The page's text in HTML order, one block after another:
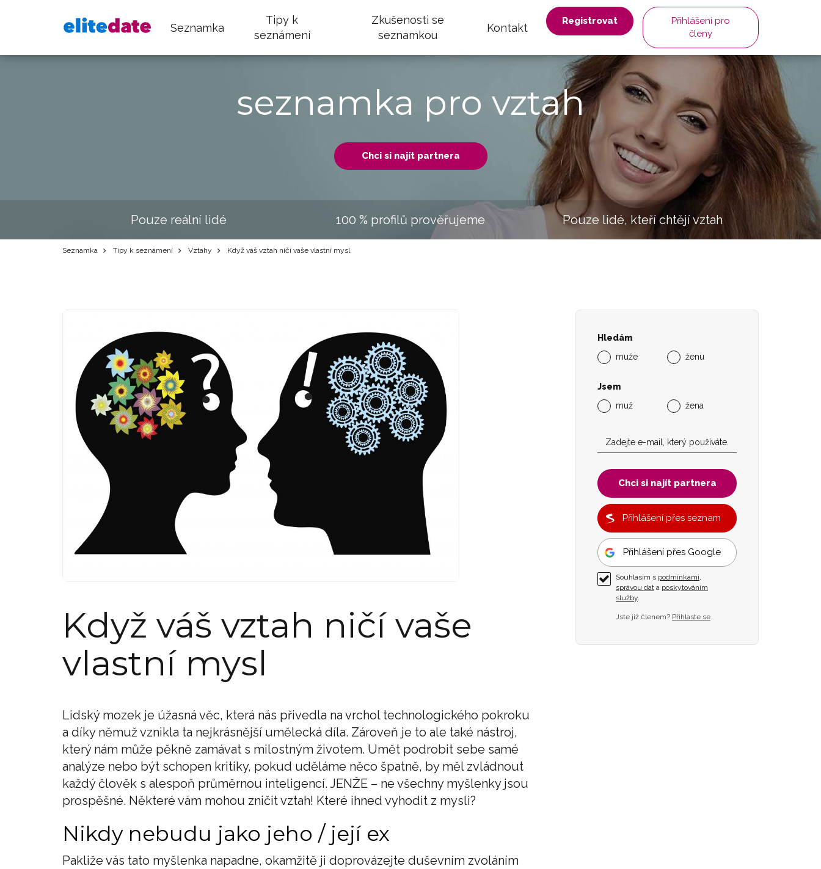
Seznamka
Tipy k
seznámení
Zkušenosti se
seznamkou
Kontakt
Registrovat
Přihlášení pro
členy
seznamka pro vztah
Chci si najít partnera
Pouze reální lidé 100 % profilů prověřujeme Pouze lidé, kteří chtějí vztah
Seznamka Tipy k seznámení Vztahy Když váš vztah ničí vaše vlastní mysl
Když váš vztah ničí vaše
vlastní mysl
Lidský mozek je úžasná věc, která nás přivedla na vrchol technologického pokroku
a díky němuž vznikla ta nejkrásnější umělecká díla. Zároveň je to ale také nástroj,
který nám může pěkně zamávat s milostným životem. Umět podrobit sebe samé
analýze nebo být schopen kritiky, pokud uděláme něco špatně, by měl zvládnout
každý člověk s alespoň průměrnou inteligencí. JENŽE – ne všechny myšlenky jsou
prospěšné. Některé vám mohou zničit vztah! Které ihned vyhodit z mysli?
Nikdy nebudu jako jeho / její ex
Pakliže vás tato myšlenka napadne, okamžitě ji doprovázejte duševním zvoláním
Hledám
muže
ženu
Jsem
muž
žena
Chci si najít partnera
Přihlášení přes seznam
Přihlášení přes Google
Souhlasím s podmínkami,
správou dat a poskytováním
služby.
Jste již členem? Přihlaste se